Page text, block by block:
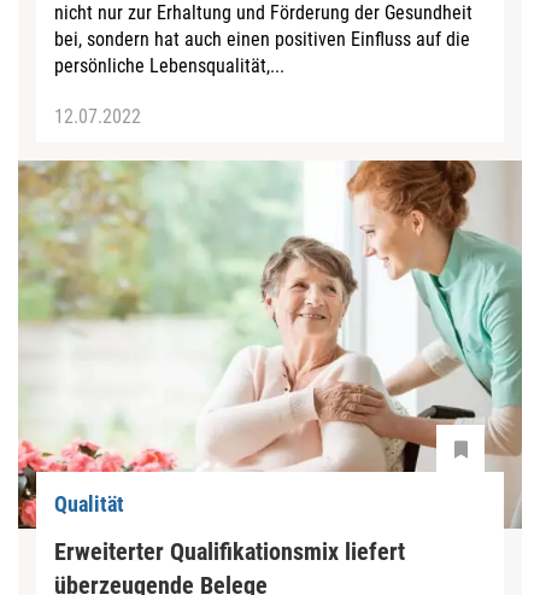
nicht nur zur Erhaltung und Förderung der Gesundheit
bei, sondern hat auch einen positiven Einfluss auf die
persönliche Lebensqualität,...
12.07.2022
Qualität
Erweiterter Qualifikationsmix liefert
überzeugende Belege